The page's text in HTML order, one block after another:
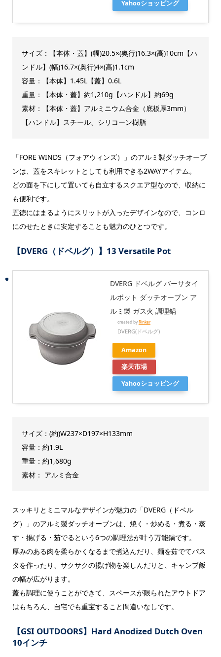
Yahooショッピング
サイズ：【本体・蓋】(幅)20.5×(奥行)16.3×(高)10cm【ハ
ンドル】(幅)16.7×(奥行)4×(高)1.1cm
容量：【本体】1.45L【蓋】0.6L
重量：【本体・蓋】約1,210g【ハンドル】約69g
素材：【本体・蓋】アルミニウム合金（底板厚3mm）
【ハンドル】スチール、シリコーン樹脂
「FORE WINDS（フォアウィンズ）」のアルミ製ダッチオーブ
ンは、蓋をスキレットとしても利用できる2WAYアイテム。
どの面を下にして置いても自立するスクエア型なので、収納に
も便利です。
五徳にはまるようにスリットが入ったデザインなので、コンロ
にのせたときに安定することも魅力のひとつです。
【DVERG（ドベルグ）】13 Versatile Pot
DVERG ドベルグ バーサタイ
ルポット ダッチオーブン ア
ルミ製 ガス火 調理鍋
created byRinker
DVERG(ドベルグ)
Amazon
楽天市場
Yahooショッピング
サイズ：(約)W237×D197×H133mm
容量：約1.9L
重量：約1,680g
素材： アルミ合金
スッキリとミニマルなデザインが魅力の「DVERG（ドベル
グ）」のアルミ製ダッチオーブンは、焼く・炒める・煮る・蒸
す・揚げる・茹でるという6つの調理法が叶う万能鍋です。
厚みのある肉を柔らかくなるまで煮込んだり、麺を茹でてパス
タを作ったり、サクサクの揚げ物を楽しんだりと、キャンプ飯
の幅が広がります。
蓋も調理に使うことができて、スペースが限られたアウトドア
はもちろん、自宅でも重宝すること間違いなしです。
【GSI OUTDOORS】Hard Anodized Dutch Oven
10インチ